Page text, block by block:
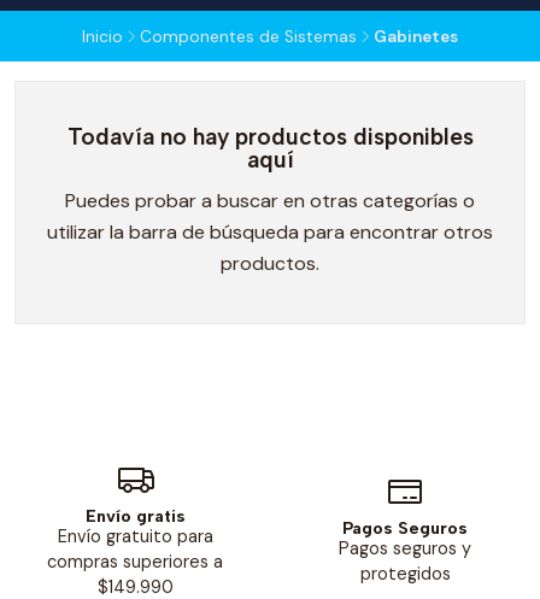
Inicio Componentes de Sistemas Gabinetes
Todavía no hay productos disponibles
aquí
Puedes probar a buscar en otras categorías o
utilizar la barra de búsqueda para encontrar otros
productos.
Envío gratis
Envío gratuito para
compras superiores a
$149.990
Pagos Seguros
Pagos seguros y
protegidos